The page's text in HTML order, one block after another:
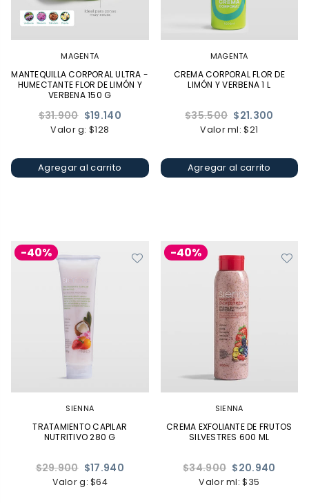
MAGENTA
MANTEQUILLA CORPORAL ULTRA -
HUMECTANTE FLOR DE LIMÓN Y
VERBENA 150 G
Precio
habitual
$31.900 $19.140
Valor g: $128
Agregar al carrito
MAGENTA
CREMA CORPORAL FLOR DE
LIMÓN Y VERBENA 1 L
Precio
habitual
$35.500 $21.300
Valor ml: $21
Agregar al carrito
-40%
SIENNA
TRATAMIENTO CAPILAR
NUTRITIVO 280 G
Precio
habitual
$29.900 $17.940
Valor g: $64
-40%
SIENNA
CREMA EXFOLIANTE DE FRUTOS
SILVESTRES 600 ML
Precio
habitual
$34.900 $20.940
Valor ml: $35